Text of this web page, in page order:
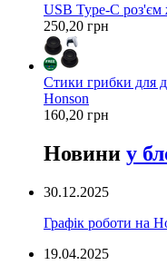
USB Type-C роз'єм
250,20 грн
Стики грибки для
Honson
160,20 грн
Новини у
30.12.2025
Графік роботи на
19.04.2025